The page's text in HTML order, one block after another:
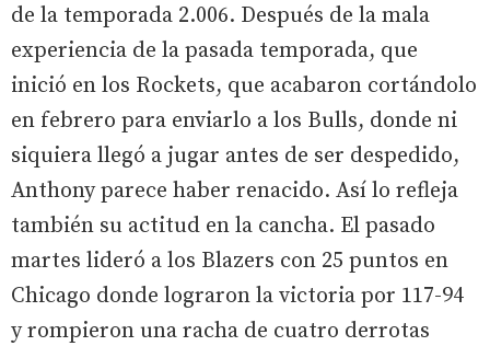
de la temporada 2.006. Después de la mala
experiencia de la pasada temporada, que
inició en los Rockets, que acabaron cortándolo
en febrero para enviarlo a los Bulls, donde ni
siquiera llegó a jugar antes de ser despedido,
Anthony parece haber renacido. Así lo refleja
también su actitud en la cancha. El pasado
martes lideró a los Blazers con 25 puntos en
Chicago donde lograron la victoria por 117-94
y rompieron una racha de cuatro derrotas